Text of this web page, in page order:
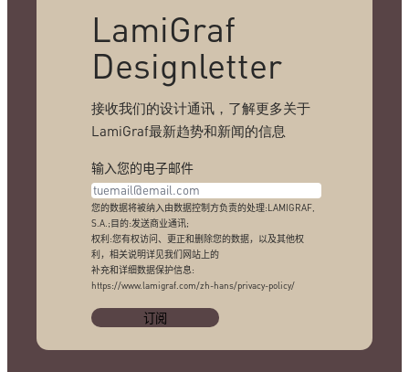
LamiGraf
Designletter
接收我们的设计通讯，了解更多关于
LamiGraf最新趋势和新闻的信息
输入您的电子邮件
您的数据将被纳入由数据控制方负责的处理:LAMIGRAF,
S.A.;目的:发送商业通讯;
权利:您有权访问、更正和删除您的数据，以及其他权
利，相关说明详见我们网站上的
补充和详细数据保护信息:
https://www.lamigraf.com/zh-hans/privacy-policy/